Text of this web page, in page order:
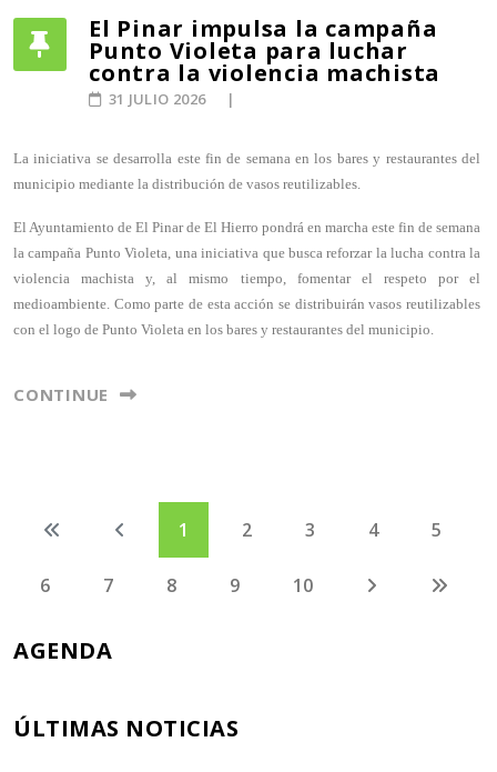
El Pinar impulsa la campaña
Punto Violeta para luchar
contra la violencia machista
31 JULIO 2026
La iniciativa se desarrolla este fin de semana en los bares y restaurantes del
municipio mediante la distribución de vasos reutilizables.
El Ayuntamiento de El Pinar de El Hierro pondrá en marcha este fin de semana
la campaña Punto Violeta, una iniciativa que busca reforzar la lucha contra la
violencia machista y, al mismo tiempo, fomentar el respeto por el
medioambiente. Como parte de esta acción se distribuirán vasos reutilizables
con el logo de Punto Violeta en los bares y restaurantes del municipio.
CONTINUE
1 2 3 4 5
6 7 8 9 10
AGENDA
ÚLTIMAS NOTICIAS